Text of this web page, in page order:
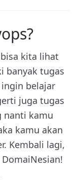
kita lihat
banyak tugas
belajar
juga tugas
nanti kamu
kamu akan
Kembali lagi,